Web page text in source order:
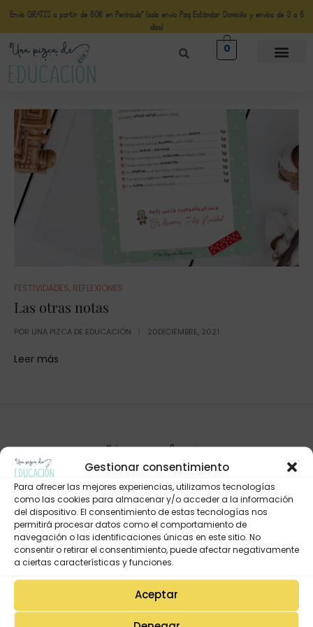
Gestionar consentimiento
Para ofrecer las mejores experiencias, utilizamos tecnologías
como las cookies para almacenar y/o acceder a la información
del dispositivo. El consentimiento de estas tecnologías nos
permitirá procesar datos como el comportamiento de
navegación o las identificaciones únicas en este sitio. No
consentir o retirar el consentimiento, puede afectar negativamente
a ciertas características y funciones.
Aceptar
Envío GRATIS a partir de 50€ en Península* (solo envio Paq Estándar Domicilio y envíos de 3 a 5
días)
0
FESTIVIDADES, REFLEXIONES
Las otras notas
POR UNA PIZCA DE EDUCACIÓN 20DICIEMBRE, 2021
Leer más
Mi Cuenta
Lista de deseos
Mi Perfil
Descargas